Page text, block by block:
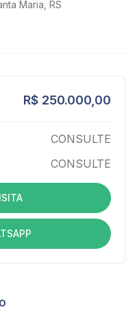
R$ 250.000,00
CONSULTE
CONSULTE
Maria, RS